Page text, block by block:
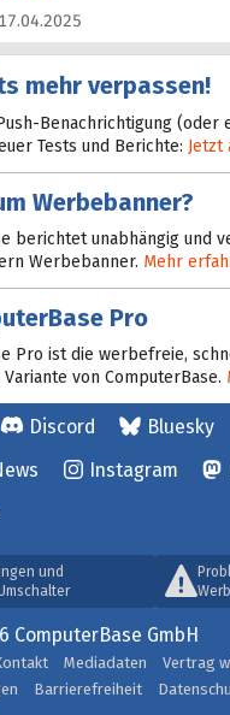
17.04.2025
mehr verpassen!
Benachrichtigung (oder
Tests und Berichte: Jetzt
Werbebanner?
berichtet unabhängig und
Werbebanner. Mehr
Pro
Pro ist die werbefreie,
von ComputerBase.
Discord Bluesky
Instagram
und
ComputerBase GmbH
Mediadaten
Vertrag
Barrierefreiheit